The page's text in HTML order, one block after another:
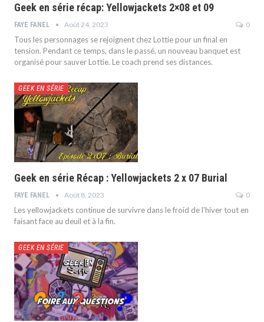
Geek en série récap: Yellowjackets 2×08 et 09
FAYE FANEL Août 24, 2023 0
Tous les personnages se rejoignent chez Lottie pour un final en
tension. Pendant ce temps, dans le passé, un nouveau banquet est
organisé pour sauver Lottie. Le coach prend ses distances.
GEEK EN SÉRIE
Geek en série Récap : Yellowjackets 2 x 07 Burial
FAYE FANEL Août 8, 2023 0
Les yellowjackets continue de survivre dans le froid de l'hiver tout en
faisant face au deuil et à la fin.
GEEK EN SÉRIE